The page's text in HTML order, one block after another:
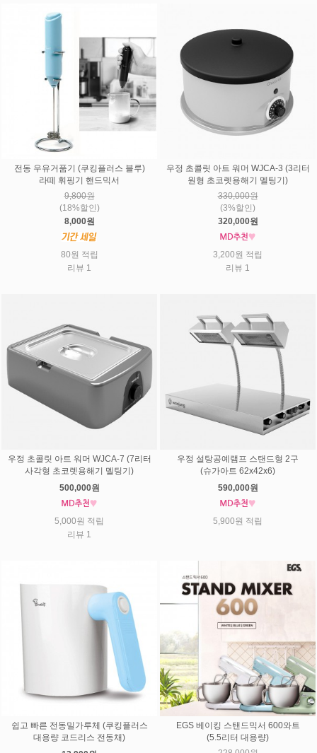
전동 우유거품기 (쿠킹플러스 블루)
라떼 휘핑기 핸드믹서
9,800원
(18%할인)
8,000원
80원 적립
리뷰 1
우정 초콜릿 아트 워머 WJCA-3 (3리터
원형 초코렛용해기 멜팅기)
330,000원
(3%할인)
320,000원
3,200원 적립
리뷰 1
우정 초콜릿 아트 워머 WJCA-7 (7리터
사각형 초코렛용해기 멜팅기)
500,000원
5,000원 적립
리뷰 1
우정 설탕공예램프 스탠드형 2구
(슈가아트 62x42x6)
590,000원
5,900원 적립
쉽고 빠른 전동밀가루체 (쿠킹플러스
대용량 코드리스 전동채)
EGS 베이킹 스탠드믹서 600와트
(5.5리터 대용량)